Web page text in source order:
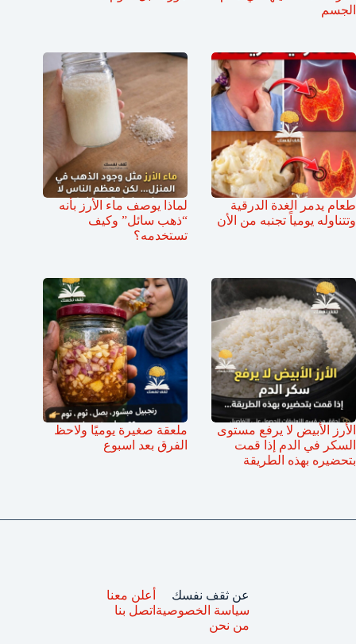
الجسم
طعام يدمر الغدة الدرقية
وتتناوله يومياً تجنبه من الأن
لماذا يوصف ماء الأرز بأنه
“ذهب سائل” وكيف
تستخدمه؟
الأرز الأبيض لا يرفع مستوى
السكر في الدم إذا قمت
بتحضيره بهذه الطريقة
ملعقة صغيرة يوميًا ولاحظ
الفرق بعد اسبوع
عن ثقف نفسك
سياسة الخصوصية
من نحن
أعلن معنا
اتصل بنا